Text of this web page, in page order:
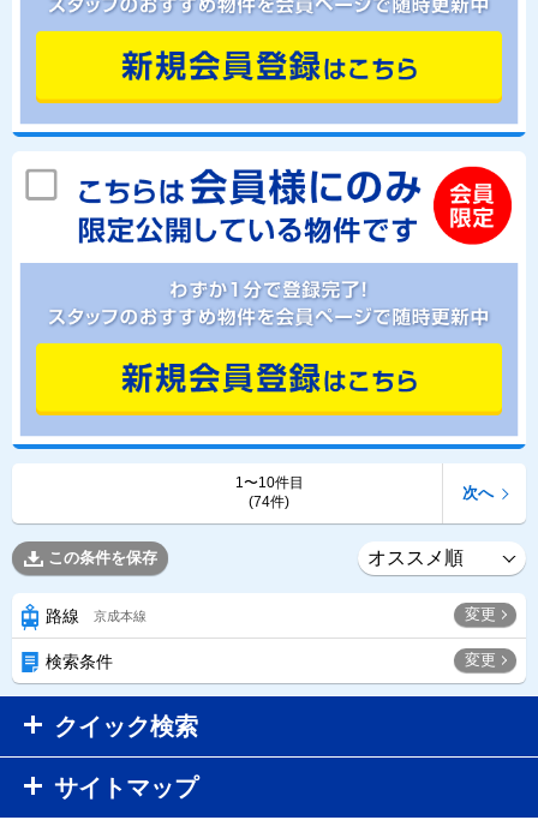
1〜10件目
(74件)
次へ
この条件を保存
路線 京成本線 変更
検索条件 変更
クイック検索
サイトマップ